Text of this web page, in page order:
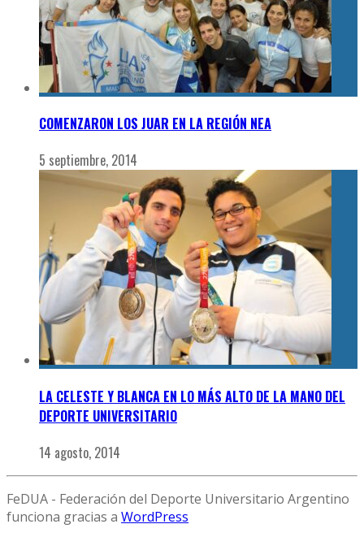
COMENZARON LOS JUAR EN LA REGIÓN NEA
5 septiembre, 2014
LA CELESTE Y BLANCA EN LO MÁS ALTO DE LA MANO DEL
DEPORTE UNIVERSITARIO
14 agosto, 2014
FeDUA - Federación del Deporte Universitario Argentino
funciona gracias a WordPress